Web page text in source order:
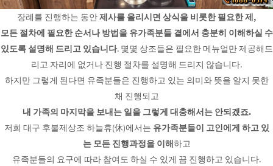
장례를 진행하는 동안제사를 올리시면 상식을 비롯한 필요한 제,
모든 절차에 필요한 순서나 방법을 유가족분들 곁에서 충분히 이해하실 수
있도록 설명해 드리고 있습니다. 몇몇 상조들은 필요한 메뉴얼만 제공해드
리고 자리에 없거나 진행 절차를 설명해 드리지 않습니다.
하지만 그렇게 된다면 유족분들은 진행하고 있는 의미와 뜻을 알지 못한
채 진행되고
내 가족의 마지막을 보내는 일을 그렇게 대충해서는 안되겠죠.
저희 대구 후불제상조 하늘휴(休)에서는 유가족분들이 고인에게 하고 있
는 모든 진행과정을 이해하고
유족분들의 요구에 따라 참여도 하실 수 있게 끔 진행하고 있습니다.